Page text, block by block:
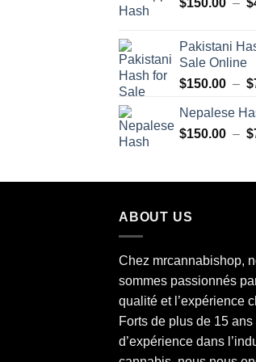
Pakistani
Sale Online
$150.00 – $
Nepalese
$150.00 – $
ABOUT US
Chez mrcannabishop,
sommes passionnés
qualité et l’expérience
Forts de plus de 15 ans
d’expérience dans